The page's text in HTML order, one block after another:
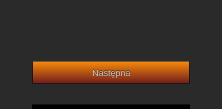
Następna